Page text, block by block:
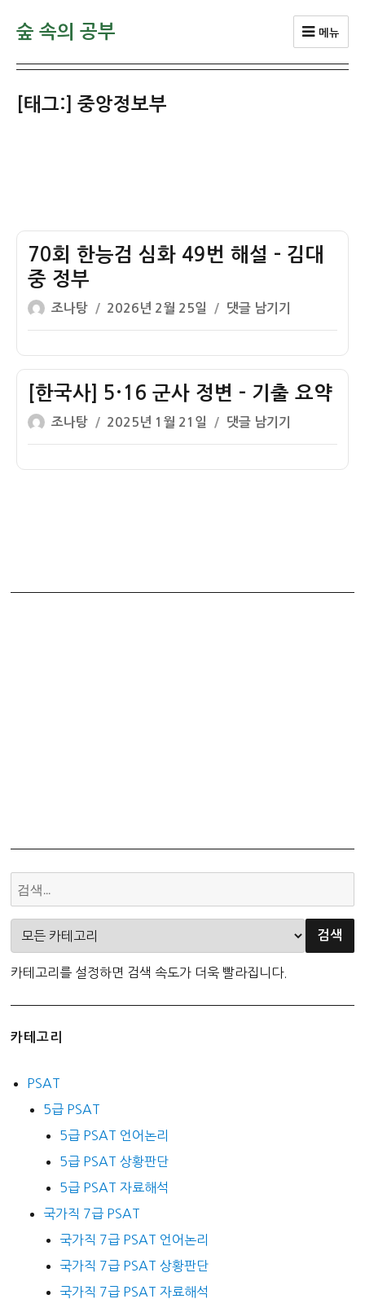
숲 속의 공부 메뉴
[태그:]중앙정보부
70회 한능검 심화 49번 해설 – 김대
중 정부
글
쓴
조나탕
작
성
자
2026년 2월 25일
70
회
능
검
화
번
중
댓글 남기기
[한국사] 5·16 군사 정변 – 기출 요약
글
쓴
조나탕
작
성
2025년 1월 21일
[한
국
댓글 남기기
카테고리를 설정하면 검색 속도가 더욱 빨라집니다.
카테고리
PSAT
5급 PSAT
5급 PSAT 언어논리
5급 PSAT 상황판단
5급 PSAT 자료해석
국가직 7급 PSAT
국가직 7급 PSAT 언어논리
국가직 7급 PSAT 상황판단
국가직 7급 PSAT 자료해석